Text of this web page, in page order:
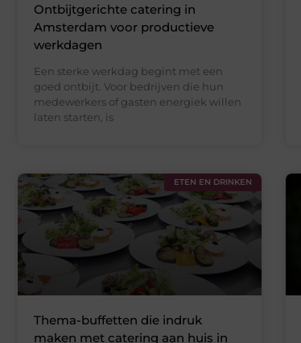
Ontbijtgerichte catering in
Amsterdam voor productieve
werkdagen
Een sterke werkdag begint met een
goed ontbijt. Voor bedrijven die hun
medewerkers of gasten energiek willen
laten starten, is
ETEN EN DRINKEN
Thema-buffetten die indruk
maken met catering aan huis in